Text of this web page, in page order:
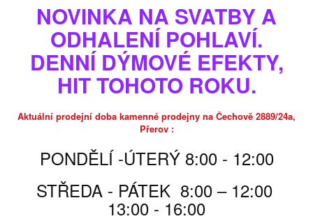
Ohňostrojný kompakt, baterie
– je skvělá variace efektů a barev
s různými počty výstřelů a kalibrů. Při zapalování se nenahýbáme
žádnou částí těla nad výrobek. NAŠE DOPORUČENÍ – správná volba
na Vaši oslavu.
skladem, nebo do 3-4 dnů
Poslat příteli
Tisk
950,00 Kč
950,00 Kčza ks
NOVINKA NA SVATBY A
ODHALENÍ POHLAVÍ.
DENNÍ DÝMOVÉ EFEKTY,
HIT TOHOTO ROKU.
Aktuální prodejní doba kamenné prodejny na Čechově 2889/24a,
Přerov :
PONDĚLÍ -ÚTERÝ 8:00 - 12:00
STŘEDA - PÁTEK 8:00 – 12:00
13:00 - 16:00